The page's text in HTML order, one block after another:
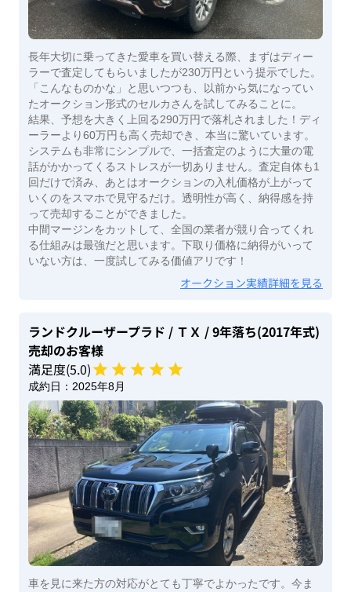
長年大切に乗ってきた愛車を買い替える際、まずはディー
ラーで査定してもらいましたが230万円という提示でした。
「こんなものかな」と思いつつも、以前から気になってい
たオークション形式のセルカさんを試してみることに。
​結果、予想を大きく上回る290万円で落札されました！ディ
ーラーより60万円も高く売却でき、本当に驚いています。
​システムも非常にシンプルで、一括査定のように大量の電
話がかかってくるストレスが一切ありません。査定自体も1
回だけで済み、あとはオークションの入札価格が上がって
いくのをスマホで見守るだけ。透明性が高く、納得感を持
って売却することができました。
​中間マージンをカットして、全国の業者が競り合ってくれ
る仕組みは最強だと思います。下取り価格に納得がいって
いない方は、一度試してみる価値アリです！
オークション実績詳細を見る
ランドクルーザープラド / ＴＸ / 9年落ち(2017年式)
売却のお客様
満足度(5.0)
成約日： 2025年8月
車を見に来た方の対応がとても丁寧でよかったです。今ま